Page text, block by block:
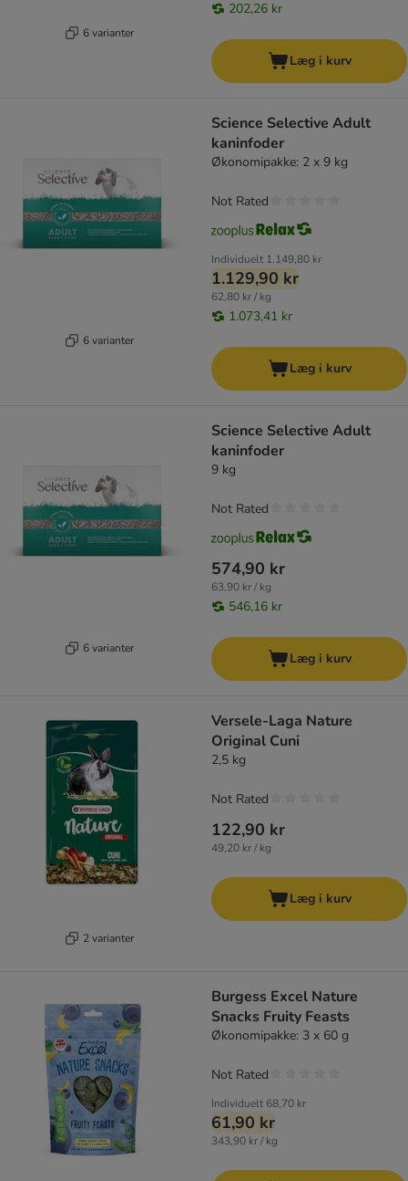
6 varianter
202,26 kr
Læg i kurv
6 varianter
Science Selective Adult
kaninfoder
Økonomipakke: 2 x 9 kg
Individuelt 1.149,80 kr
1.129,90 kr
62,80 kr / kg
1.073,41 kr
Not Rated
Læg i kurv
6 varianter
Science Selective Adult
kaninfoder
9 kg
574,90 kr
63,90 kr / kg
546,16 kr
Not Rated
Læg i kurv
2 varianter
Versele-Laga Nature
Original Cuni
2,5 kg
122,90 kr
49,20 kr / kg
Not Rated
Læg i kurv
Burgess Excel Nature
Snacks Fruity Feasts
Økonomipakke: 3 x 60 g
Individuelt 68,70 kr
61,90 kr
343,90 kr / kg
Not Rated